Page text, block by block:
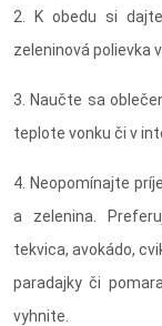
2. K obedu si
zeleninová polievka
3. Naučte sa
teplote vonku či v
4. Neopomínajte
a zelenina.
tekvica, avokádo,
paradajky či
vyhnite.